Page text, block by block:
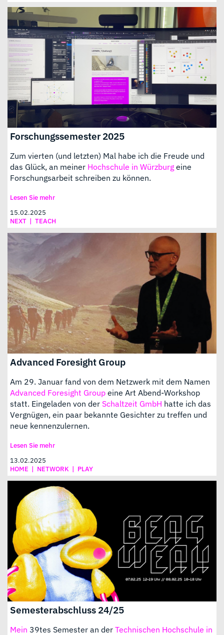
Forschungssemester 2025
Zum vierten (und letzten) Mal habe ich die Freude und
das Glück, an meiner Hochschule in Würzburg eine
Forschungsarbeit schreiben zu können.
Lesen Sie mehr
15.02.2025
NEXT | TEACH
Advanced Foresight Group
Am 29. Januar fand von dem Netzwerk mit dem Namen
Advanced Foresight Group eine Art Abend-Workshop
statt. Eingeladen von der Schaltzeit GmbH hatte ich das
Vergnügen, ein paar bekannte Gesichter zu treffen und
neue kennenzulernen.
Lesen Sie mehr
13.02.2025
HOME | NETWORK | PLAY
Semesterabschluss 24/25
Mein 39tes Semester an der Technischen Hochschule in